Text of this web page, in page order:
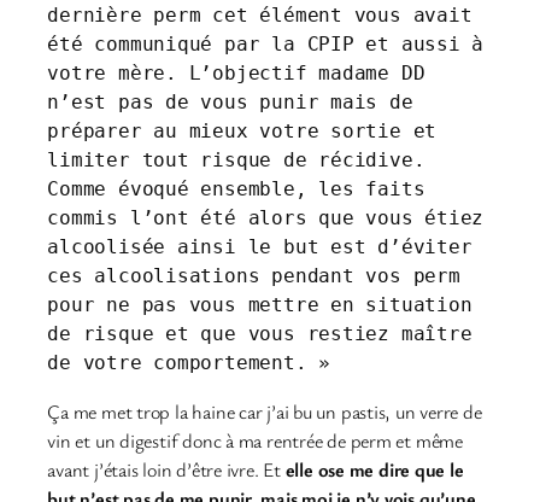
dernière perm cet élément vous avait
été communiqué par la CPIP et aussi à
votre mère. L’objectif madame DD
n’est pas de vous punir mais de
préparer au mieux votre sortie et
limiter tout risque de récidive.
Comme évoqué ensemble, les faits
commis l’ont été alors que vous étiez
alcoolisée ainsi le but est d’éviter
ces alcoolisations pendant vos perm
pour ne pas vous mettre en situation
de risque et que vous restiez maître
de votre comportement. »
Ça me met trop la haine car j’ai bu un pastis, un verre de
vin et un digestif donc à ma rentrée de perm et même
avant j’étais loin d’être ivre. Etelle ose me dire que le